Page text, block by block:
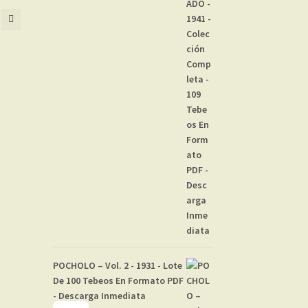
POCHOLO – Vol. 2 - 1931 - Lote
De 100 Tebeos En Formato PDF
- Descarga Inmediata